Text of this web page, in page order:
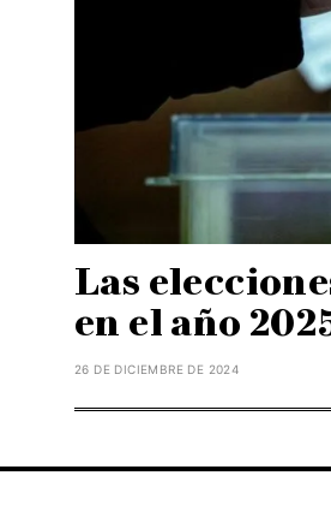
Las
en el año
26 DE DICIEMBRE DE 2024